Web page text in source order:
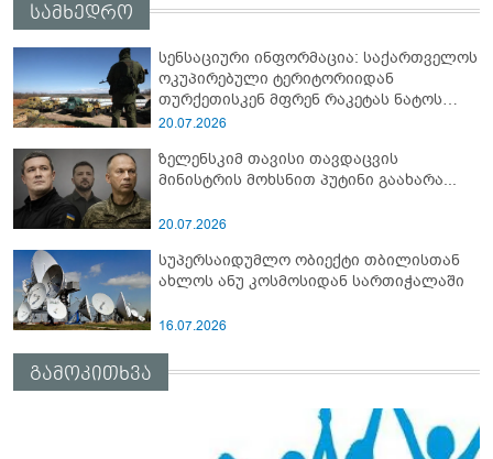
სამხედრო
სენსაციური ინფორმაცია: საქართველოს
ოკუპირებული ტერიტორიიდან
თურქეთისკენ მფრენ რაკეტას ნატოს
სამიტი კინაღამ ჩაუშლია
20.07.2026
ზელენსკიმ თავისი თავდაცვის
მინისტრის მოხსნით პუტინი გაახარა...
20.07.2026
სუპერსაიდუმლო ობიექტი თბილისთან
ახლოს ანუ კოსმოსიდან სართიჭალაში
16.07.2026
გამოკითხვა